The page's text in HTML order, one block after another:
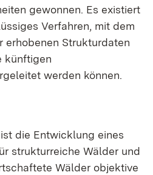
gewonnen. Es existiert
Verfahren, mit dem
erhobenen Strukturdaten
künftigen
werden können.
die Entwicklung eines
strukturreiche Wälder und
Wälder objektive